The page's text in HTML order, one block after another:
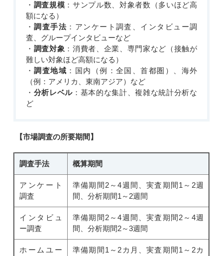
・ 調査規模 ：サンプル数、対象者数（多いほど高
額になる）
・調査手法 ：アンケート調査、インタビュー調
査、グループインタビューなど
・ 調査対象 ：消費者、企業、専門家など（接触が
難しい対象ほど高額になる）
・調査地域 ：国内（例：全国、首都圏）、海外
（例：アメリカ、東南アジア）など
・ 分析レベル：基本的な集計、複雑な統計分析な
ど
【市場調査の所要期間 】
調査手法 概算期間
アンケート
調査
準備期間2～4週間、実査期間1～2週
間、分析期間1～2週間
インタビュ
ー調査
準備期間2～4週間、実査期間2～4週
間、分析期間2～3週間
ホームユー
準備期間1～2カ月、実査期間1～2カ